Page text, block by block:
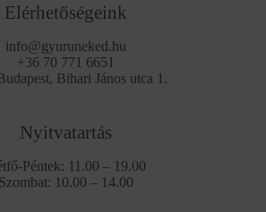
Elérhetőségeink
info@gyuruneked.hu
+36 70 771 6651
Bihari János utca 1.
Nyitvatartás
Péntek: 11.00 – 19.00
Szombat: 10.00 – 14.00